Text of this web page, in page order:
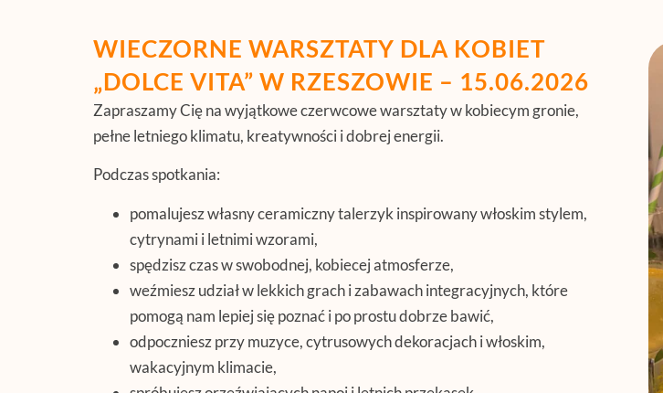
WIECZORNE WARSZTATY DLA KOBIET
„DOLCE VITA” W RZESZOWIE – 15.06.2026
Zapraszamy Cię na wyjątkowe czerwcowe warsztaty w kobiecym gronie,
pełne letniego klimatu, kreatywności i dobrej energii.
Podczas spotkania:
pomalujesz własny ceramiczny talerzyk inspirowany włoskim stylem,
cytrynami i letnimi wzorami,
spędzisz czas w swobodnej, kobiecej atmosferze,
weźmiesz udział w lekkich grach i zabawach integracyjnych, które
pomogą nam lepiej się poznać i po prostu dobrze bawić,
odpoczniesz przy muzyce, cytrusowych dekoracjach i włoskim,
wakacyjnym klimacie,